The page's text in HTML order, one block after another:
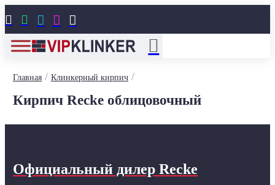
    
Главная/ Клинкерный кирпич/
Кирпич Recke облицовочный
Официальный дилер Recke